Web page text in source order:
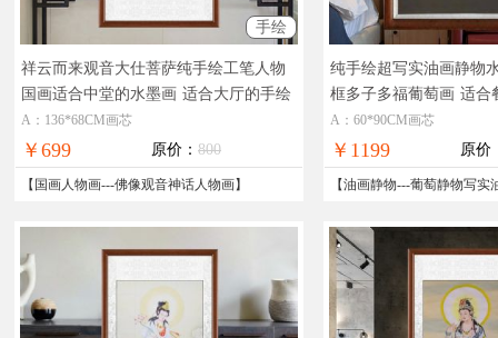
手绘
祥云而来观音大仕菩萨纯手绘工笔人物
国画适合中堂的水墨画 适合大厅的手绘
工笔人物画
A：136*68CM画芯
￥699 原价： 800
【 国画人物画---佛像观音神话人物画】
纯手绘超写实油画静物
框多子多福葡萄画 适合
超写实静物油画
A：60*90CM画芯
￥1199 原价
【油画静物---葡萄静物写实